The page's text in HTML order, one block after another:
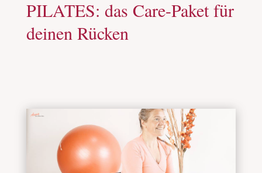
PILATES: das Care-Paket für
deinen Rücken